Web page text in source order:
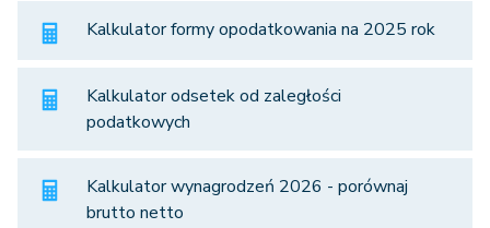
Kalkulator formy opodatkowania na 2025 rok
Kalkulator odsetek od zaległości
podatkowych
Kalkulator wynagrodzeń 2026 - porównaj
brutto netto